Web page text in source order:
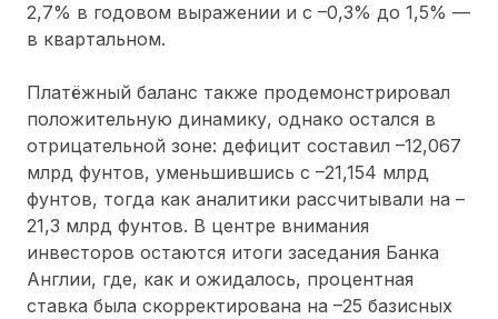
2,7% в годовом выражении и с –0,3% до 1,5% —
в квартальном.
Платёжный баланс также продемонстрировал
положительную динамику, однако остался в
отрицательной зоне: дефицит составил –12,067
млрд фунтов, уменьшившись с –21,154 млрд
фунтов, тогда как аналитики рассчитывали на –
21,3 млрд фунтов. В центре внимания
инвесторов остаются итоги заседания Банка
Англии, где, как и ожидалось, процентная
ставка была скорректирована на –25 базисных